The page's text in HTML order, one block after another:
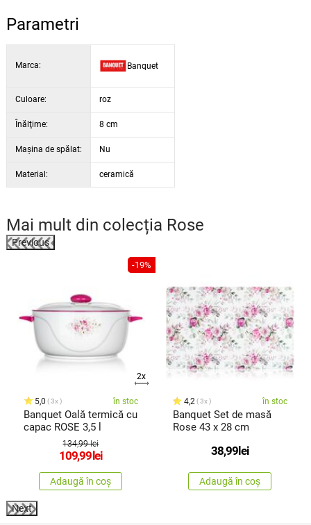
Parametri
Marca: Banquet
Culoare: roz
Înălţime: 8 cm
Maşina de spălat: Nu
Material: ceramică
Mai mult din colecția Rose
Previous
-19%
2x
5,0 3x în stoc
Banquet Oală termică cu
capac ROSE 3,5 l
134,99 lei
109,99 lei
Adaugă în coș
4,2 3x în stoc
Banquet Set de masă
Rose 43 x 28 cm
38,99 lei
Adaugă în coș
Next